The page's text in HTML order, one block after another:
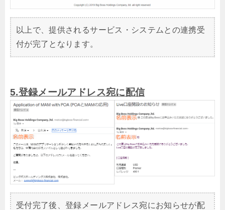
以上で、提供されるサービス・システムとの連携受
付が完了となります。
5.登録メールアドレス宛に配信
受付完了後、登録メールアドレス宛にお知らせが配